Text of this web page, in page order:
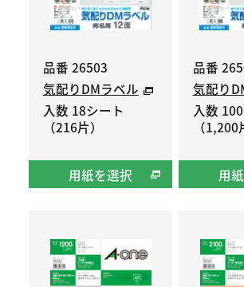
品番 26503
気配りDMラベル
入数 18シート
（216片）
用紙を選択
品番
気配り
入数
（1,200
用